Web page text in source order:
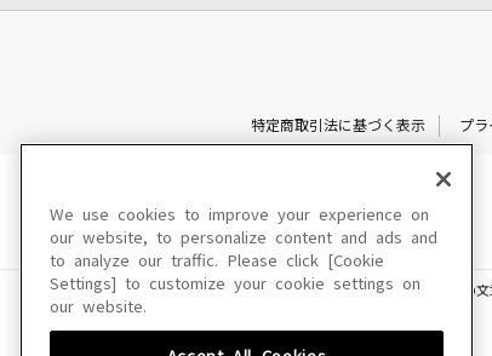
特定商取引法に基づく表示
プラ
このサイトに掲載されている一切の
We use cookies to improve your experience on
our website, to personalize content and ads and
to analyze our traffic. Please click [Cookie
Settings] to customize your cookie settings on
our website.